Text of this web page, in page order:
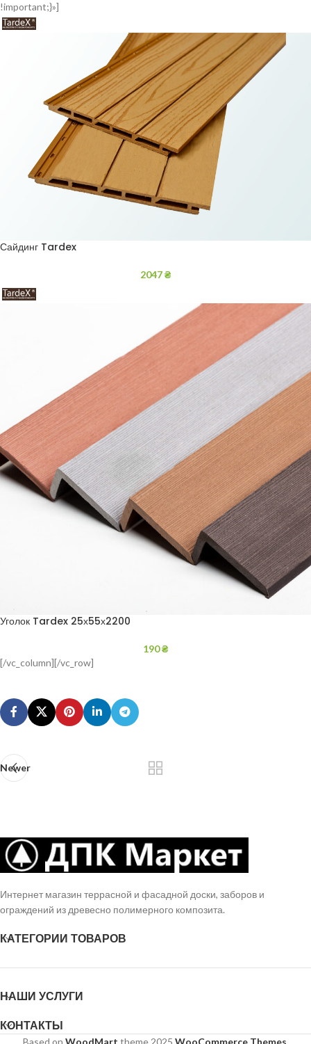
!important;}»]
Сайдинг Tardex
2047₴
Уголок Tardex 25х55х2200
190₴
[/vc_column][/vc_row]
Newer
Интернет магазин террасной и фасадной доски, заборов и
ограждений из древесно полимерного композита.
КАТЕГОРИИ ТОВАРОВ
НАШИ УСЛУГИ
КОНТАКТЫ